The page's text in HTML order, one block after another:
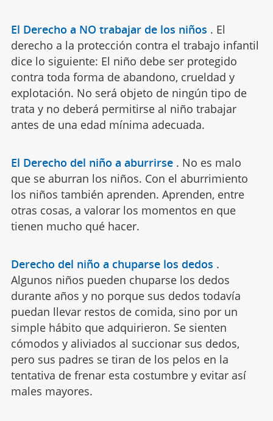
El Derecho a NO trabajar de los niños . El
derecho a la protección contra el trabajo infantil
dice lo siguiente: El niño debe ser protegido
contra toda forma de abandono, crueldad y
explotación. No será objeto de ningún tipo de
trata y no deberá permitirse al niño trabajar
antes de una edad mínima adecuada.
El Derecho del niño a aburrirse . No es malo
que se aburran los niños. Con el aburrimiento
los niños también aprenden. Aprenden, entre
otras cosas, a valorar los momentos en que
tienen mucho qué hacer.
Derecho del niño a chuparse los dedos .
Algunos niños pueden chuparse los dedos
durante años y no porque sus dedos todavía
puedan llevar restos de comida, sino por un
simple hábito que adquirieron. Se sienten
cómodos y aliviados al succionar sus dedos,
pero sus padres se tiran de los pelos en la
tentativa de frenar esta costumbre y evitar así
males mayores.